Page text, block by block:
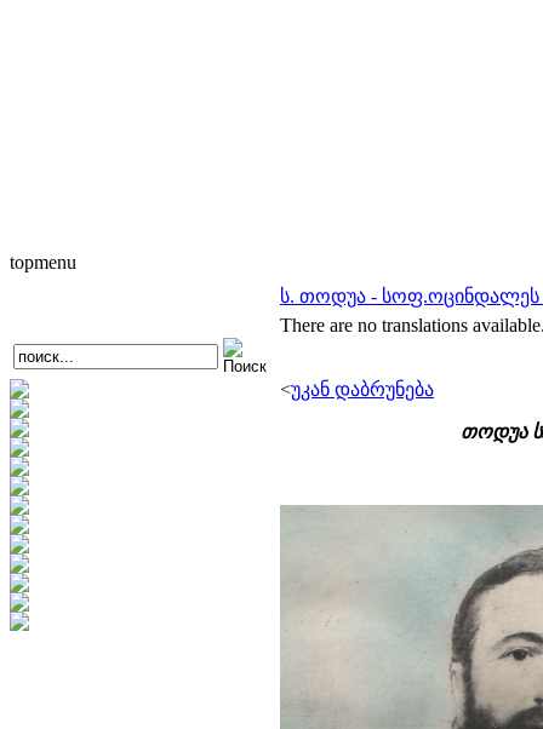
topmenu
ს. თოდუა - სოფ.ოცინდალეს
There are no translations
<უკან დაბრუნება
თოდუა